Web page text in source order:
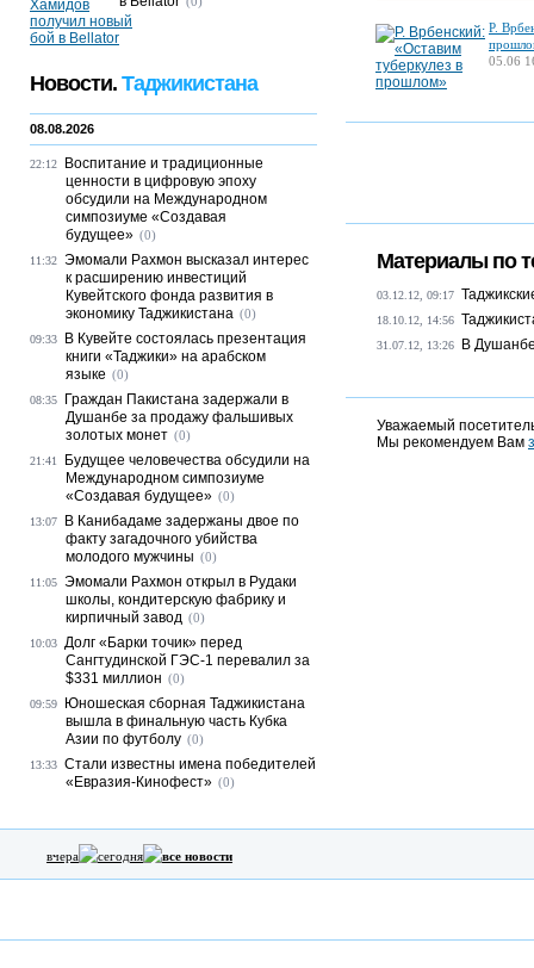
Р.
05.06
Материалы по
03.12.12, 09:17
18.10.12, 14:56
31.07.12, 13:26 В
Уважаемый
Мы рекомендуем Вам
Новости. Таджикистана
08.08.2026
22:12
Воспитание и традиционные
ценности в цифровую эпоху
обсудили на Международном
симпозиуме «Создавая
будущее» (0)
11:32 Эмомали Рахмон высказал интерес
к расширению инвестиций
Кувейтского фонда развития в
экономику Таджикистана (0)
09:33
В Кувейте состоялась презентация
книги «Таджики» на арабском
языке (0)
08:35
Граждан Пакистана задержали в
Душанбе за продажу фальшивых
золотых монет (0)
21:41
Будущее человечества обсудили на
Международном симпозиуме
«Создавая будущее» (0)
13:07
В Канибадаме задержаны двое по
факту загадочного убийства
молодого мужчины (0)
11:05 Эмомали Рахмон открыл в Рудаки
школы, кондитерскую фабрику и
кирпичный завод (0)
10:03 Долг «Барки точик» перед
Сангтудинской ГЭС-1 перевалил за
$331 миллион (0)
09:59
Юношеская сборная Таджикистана
вышла в финальную часть Кубка
Азии по футболу (0)
13:33 Стали известны имена победителей
«Евразия-Кинофест» (0)
вчера сегодня все новости